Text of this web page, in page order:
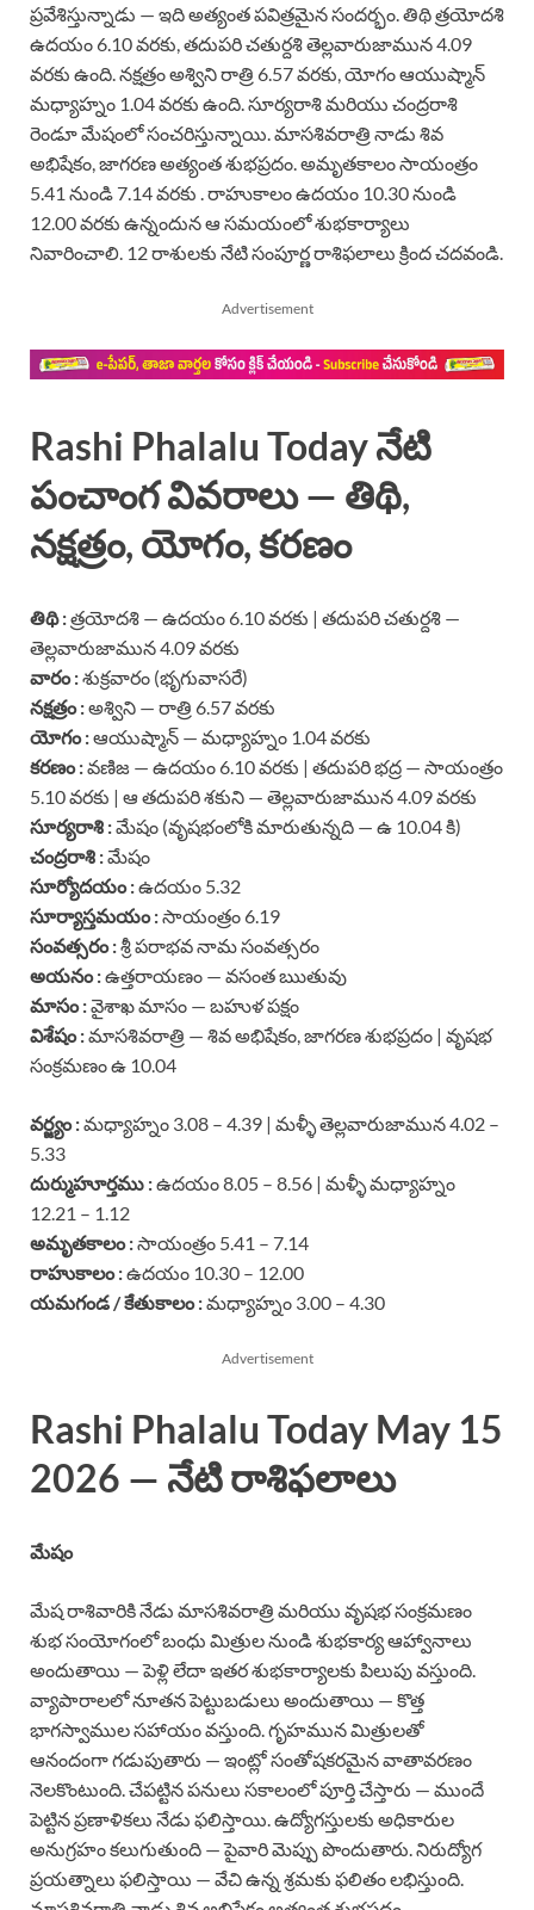
ప్రవేశిస్తున్నాడు — ఇది అత్యంత పవిత్రమైన సందర్భం. తిథి త్రయోదశి
ఉదయం 6.10 వరకు, తదుపరి చతుర్దశి తెల్లవారుజామున 4.09
వరకు ఉంది. నక్షత్రం అశ్విని రాత్రి 6.57 వరకు, యోగం ఆయుష్మాన్
మధ్యాహ్నం 1.04 వరకు ఉంది. సూర్యరాశి మరియు చంద్రరాశి
రెండూ మేషంలో సంచరిస్తున్నాయి. మాసశివరాత్రి నాడు శివ
అభిషేకం, జాగరణ అత్యంత శుభప్రదం. అమృతకాలం సాయంత్రం
5.41 నుండి 7.14 వరకు . రాహుకాలం ఉదయం 10.30 నుండి
12.00 వరకు ఉన్నందున ఆ సమయంలో శుభకార్యాలు
నివారించాలి. 12 రాశులకు నేటి సంపూర్ణ రాశిఫలాలు క్రింద చదవండి.
Advertisement
Rashi Phalalu Today నేటి
పంచాంగ వివరాలు — తిథి,
నక్షత్రం, యోగం, కరణం
తిథి :త్రయోదశి — ఉదయం 6.10 వరకు | తదుపరి చతుర్దశి —
తెల్లవారుజామున 4.09 వరకు
వారం :శుక్రవారం (భృగువాసరే)
నక్షత్రం :అశ్విని — రాత్రి 6.57 వరకు
యోగం :ఆయుష్మాన్ — మధ్యాహ్నం 1.04 వరకు
కరణం :వణిజ — ఉదయం 6.10 వరకు | తదుపరి భద్ర — సాయంత్రం
5.10 వరకు | ఆ తదుపరి శకుని — తెల్లవారుజామున 4.09 వరకు
సూర్యరాశి :మేషం (వృషభంలోకి మారుతున్నది — ఉ 10.04 కి)
చంద్రరాశి :మేషం
సూర్యోదయం :ఉదయం 5.32
సూర్యాస్తమయం :సాయంత్రం 6.19
సంవత్సరం :శ్రీ పరాభవ నామ సంవత్సరం
అయనం :ఉత్తరాయణం — వసంత ఋతువు
మాసం :వైశాఖ మాసం — బహుళ పక్షం
విశేషం :మాసశివరాత్రి — శివ అభిషేకం, జాగరణ శుభప్రదం | వృషభ
సంక్రమణం ఉ 10.04
వర్జ్యం :మధ్యాహ్నం 3.08 – 4.39 | మళ్ళీ తెల్లవారుజామున 4.02 –
5.33
దుర్ముహూర్తము :ఉదయం 8.05 – 8.56 | మళ్ళీ మధ్యాహ్నం
12.21 – 1.12
అమృతకాలం :సాయంత్రం 5.41 – 7.14
రాహుకాలం :ఉదయం 10.30 – 12.00
యమగండ / కేతుకాలం :మధ్యాహ్నం 3.00 – 4.30
Advertisement
Rashi Phalalu Today May 15
2026 — నేటి రాశిఫలాలు
మేషం
మేష రాశివారికి నేడు మాసశివరాత్రి మరియు వృషభ సంక్రమణం
శుభ సంయోగంలో బంధు మిత్రుల నుండి శుభకార్య ఆహ్వానాలు
అందుతాయి — పెళ్లి లేదా ఇతర శుభకార్యాలకు పిలుపు వస్తుంది.
వ్యాపారాలలో నూతన పెట్టుబడులు అందుతాయి — కొత్త
భాగస్వాముల సహాయం వస్తుంది. గృహమున మిత్రులతో
ఆనందంగా గడుపుతారు — ఇంట్లో సంతోషకరమైన వాతావరణం
నెలకొంటుంది. చేపట్టిన పనులు సకాలంలో పూర్తి చేస్తారు — ముందే
పెట్టిన ప్రణాళికలు నేడు ఫలిస్తాయి. ఉద్యోగస్తులకు అధికారుల
అనుగ్రహం కలుగుతుంది — పైవారి మెప్పు పొందుతారు. నిరుద్యోగ
ప్రయత్నాలు ఫలిస్తాయి — వేచి ఉన్న శ్రమకు ఫలితం లభిస్తుంది.